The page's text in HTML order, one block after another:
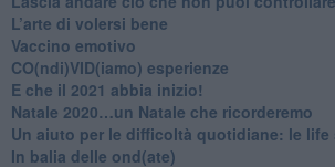
L’arte di volersi bene
​Vaccino emotivo
CO(ndi)VID(iamo) esperienze
​E che il 2021 abbia inizio!
​Natale 2020…un Natale che ricorderemo
Un aiuto per le difficoltà quotidiane: le life
​In balia delle ond(ate)